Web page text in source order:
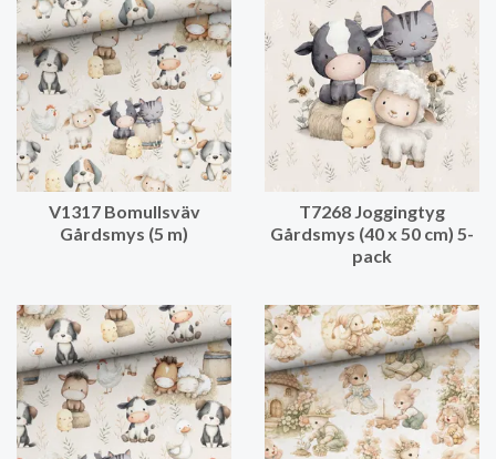
V1317 Bomullsväv
Gårdsmys (5 m)
T7268 Joggingtyg
Gårdsmys (40 x 50 cm) 5-
pack